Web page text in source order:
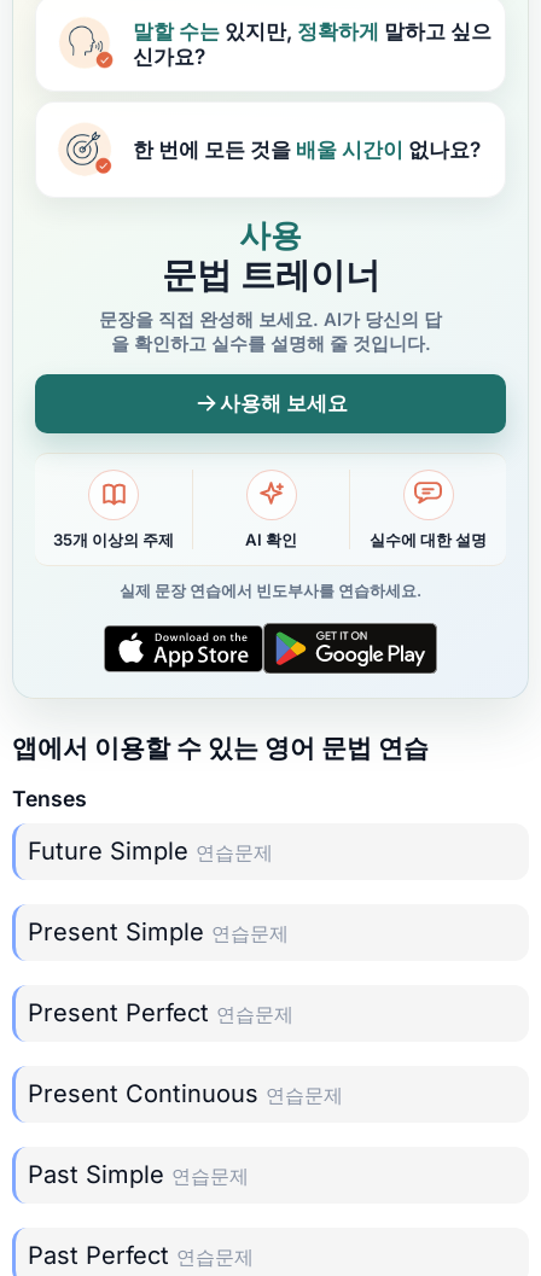
말할 수는 있지만, 정확하게 말하고 싶으
신가요?
한 번에 모든 것을 배울시간이 없나요?
사용
문법 트레이너
문장을 직접 완성해 보세요. AI가 당신의 답
을 확인하고 실수를 설명해 줄 것입니다.
사용해 보세요
35개 이상의 주제 AI 확인 실수에 대한 설명
실제 문장 연습에서 빈도부사를 연습하세요.
앱에서 이용할 수 있는 영어 문법 연습
Tenses
Future Simple 연습문제
Present Simple 연습문제
Present Perfect 연습문제
Present Continuous 연습문제
Past Simple 연습문제
Past Perfect 연습문제